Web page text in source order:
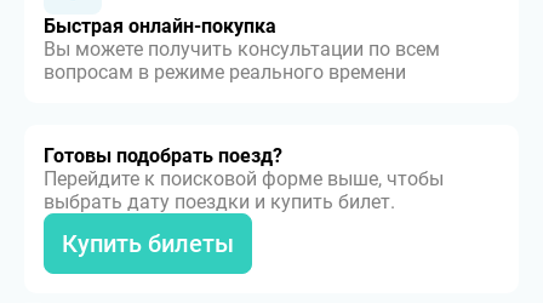
Быстрая онлайн-покупка
Вы можете получить консультации по всем
вопросам в режиме реального времени
Готовы подобрать поезд?
Перейдите к поисковой форме выше, чтобы
выбрать дату поездки и купить билет.
Купить билеты